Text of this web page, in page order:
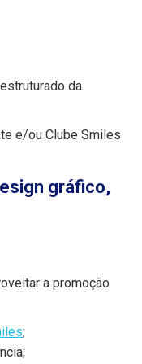
da
e/ou Clube Smiles
a promoção
;